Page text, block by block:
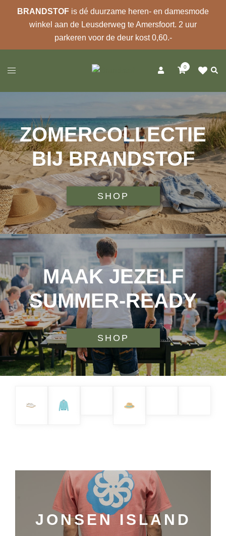
BRANDSTOF is dé duurzame heren- en damesmode
winkel aan de Leusderweg te Amersfoort. 2 uur
parkeren voor de deur kost 0,60.-
naar
inhoud
Toggle
0
ZOMERCOLLECTIE
BIJ BRANDSTOF
SHOP
MAAK JEZELF
SUMMER-READY
SHOP
JONSEN ISLAND